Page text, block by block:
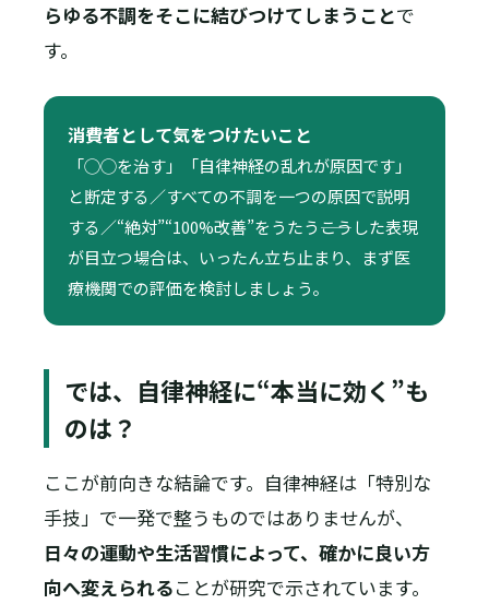
らゆる不調をそこに結びつけてしまうことで
す。
消費者として気をつけたいこと
「◯◯を治す」「自律神経の乱れが原因です」
と断定する／すべての不調を一つの原因で説明
する／“絶対”“100%改善”をうたう――こうした表現
が目立つ場合は、いったん立ち止まり、まず医
療機関での評価を検討しましょう。
では、自律神経に“本当に効く”も
のは？
ここが前向きな結論です。自律神経は「特別な
手技」で一発で整うものではありませんが、
日々の運動や生活習慣によって、確かに良い方
向へ変えられることが研究で示されています。